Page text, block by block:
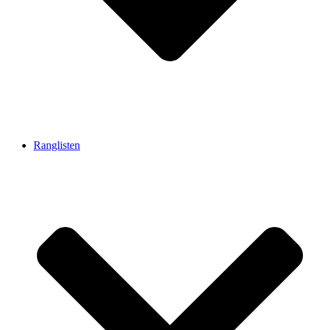
Ranglisten